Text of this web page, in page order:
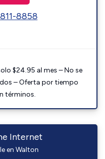
8858
$24.95 al mes – No se
– Oferta por tiempo
términos.
Internet
en Walton